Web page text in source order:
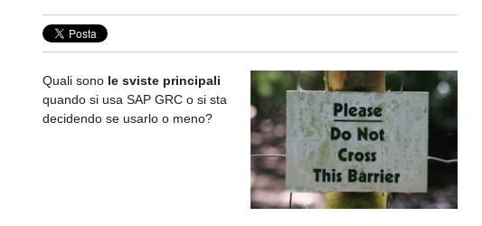
Quali sono le sviste principali
quando si usa SAP GRC o si sta
decidendo se usarlo o meno?